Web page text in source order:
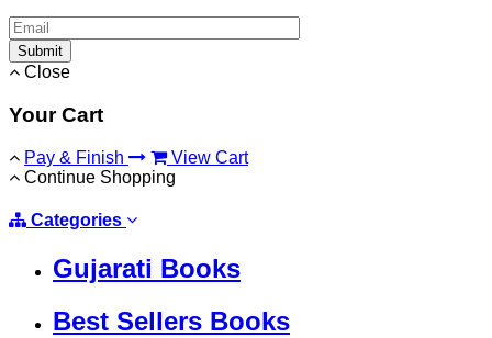
Submit
Close
Your Cart
Pay & Finish
View Cart
Continue Shopping
Categories
Gujarati Books
Best Sellers Books